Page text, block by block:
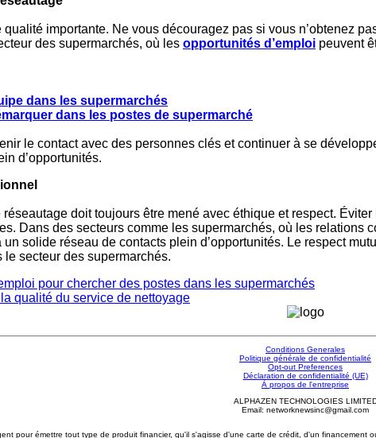
importante. Ne vous découragez pas si vous n’obtenez
des supermarchés, où les opportunités d’emploi peuvent
dans les supermarchés
dans les postes de supermarché
le contact avec des personnes clés et continuer à se
d’opportunités.
doit toujours être mené avec éthique et respect.
Dans des secteurs comme les supermarchés, où les
solide réseau de contacts plein d’opportunités. Le respect
le secteur des supermarchés.
pour chercher des postes dans les supermarchés
qualité du service de nettoyage
Conditions Generales
Politique générale de confidentialité
Opt-out Preferences
Déclaration de confidentialité (UE)
À propos de l'entreprise
ALPHAZEN TECHNOLOGIES
Email: networknewsinc@gmail.com
pour émettre tout type de produit financier, qu'il s'agisse d'une carte de crédit, d'un